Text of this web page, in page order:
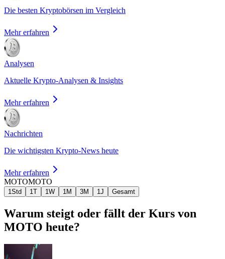
Die besten Kryptobörsen im Vergleich
Mehr erfahren
Analysen
Aktuelle Krypto-Analysen & Insights
Mehr erfahren
Nachrichten
Die wichtigsten Krypto-News heute
Mehr erfahren
MOTOMOTO
1Std 1T 1W 1M 3M 1J Gesamt
Warum steigt oder fällt der Kurs von
MOTO heute?